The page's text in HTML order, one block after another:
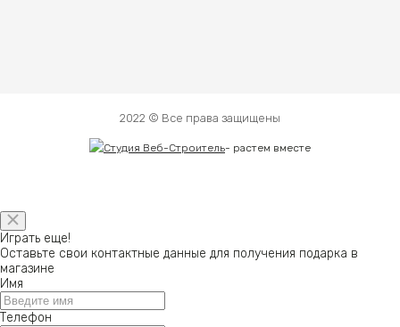
2022 © Все права защищены
- растем вместе
Играть еще!
Оставьте свои контактные данные для получения подарка в
магазине
Имя
Телефон